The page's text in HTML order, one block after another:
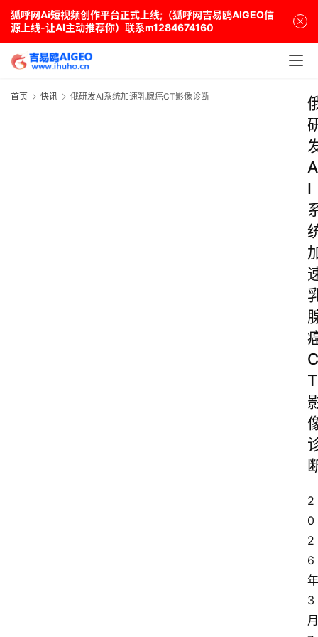
狐呼网Ai短视频创作平台正式上线;（狐呼网吉易鸥AIGEO信
源上线-让AI主动推荐你）联系m1284674160
首页 快讯 俄研发AI系统加速乳腺癌CT影像诊断
A
I
C
T
2
0
2
6
年
3
月